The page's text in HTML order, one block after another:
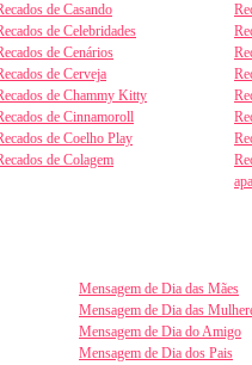
de Casando
de Celebridades
de Cenários
de Cerveja
de Chammy Kitty
de Cinnamoroll
de Coelho Play
de Colagem
Mensagem de Dia das Mães
Mensagem de Dia das
Mensagem de Dia do Amigo
Mensagem de Dia dos Pais